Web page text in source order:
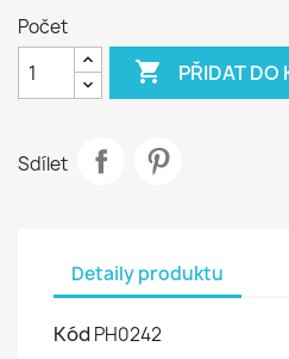
Počet
 PŘIDAT DO
Sdílet
Detaily produktu
Kód PH0242